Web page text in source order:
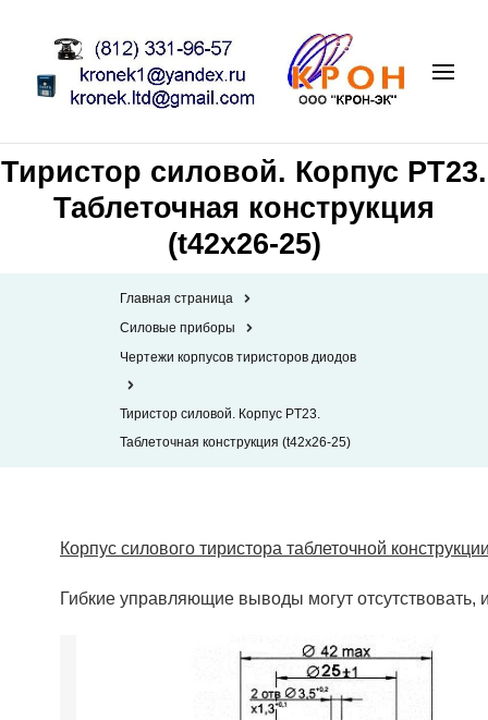
Тиристор силовой. Корпус PT23.
Таблеточная конструкция
(t42x26-25)
Главная страница
Силовые приборы
Чертежи корпусов тиристоров диодов
Тиристор силовой. Корпус PT23.
Таблеточная конструкция (t42x26-25)
Корпус силового тиристора таблеточной
Гибкие управляющие выводы могут